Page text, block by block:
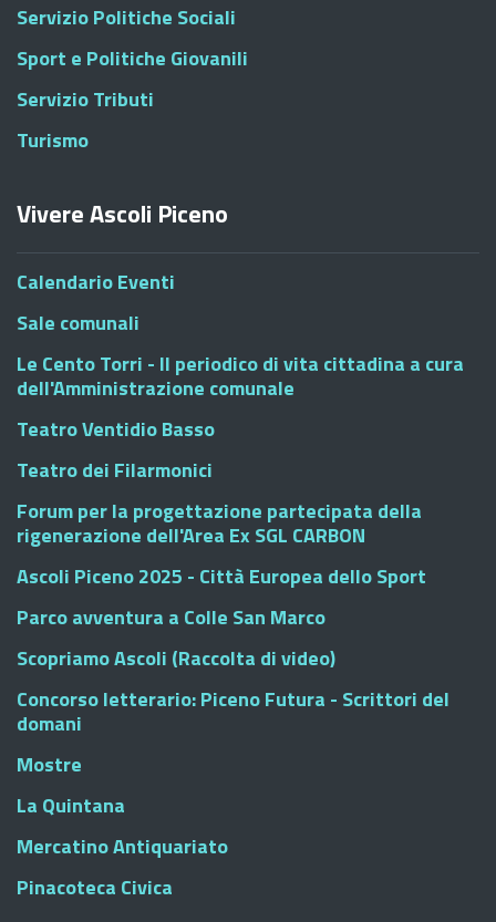
Servizio Politiche Sociali
Sport e Politiche Giovanili
Servizio Tributi
Turismo
Vivere Ascoli Piceno
Calendario Eventi
Sale comunali
Le Cento Torri - Il periodico di vita cittadina a cura
dell'Amministrazione comunale
Teatro Ventidio Basso
Teatro dei Filarmonici
Forum per la progettazione partecipata della
rigenerazione dell'Area Ex SGL CARBON
Ascoli Piceno 2025 - Città Europea dello Sport
Parco avventura a Colle San Marco
Scopriamo Ascoli (Raccolta di video)
Concorso letterario: Piceno Futura - Scrittori del
domani
Mostre
La Quintana
Mercatino Antiquariato
Pinacoteca Civica